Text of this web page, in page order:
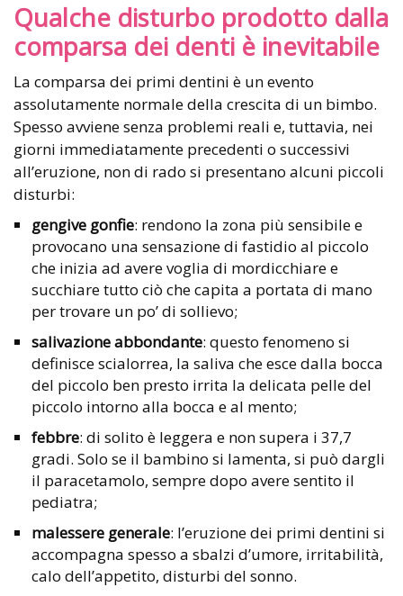
Qualche disturbo prodotto dalla
comparsa dei denti è inevitabile
La comparsa dei primi dentini è un evento
assolutamente normale della crescita di un bimbo.
Spesso avviene senza problemi reali e, tuttavia, nei
giorni immediatamente precedenti o successivi
all’eruzione, non di rado si presentano alcuni piccoli
disturbi:
gengive gonfie: rendono la zona più sensibile e
provocano una sensazione di fastidio al piccolo
che inizia ad avere voglia di mordicchiare e
succhiare tutto ciò che capita a portata di mano
per trovare un po’ di sollievo;
salivazione abbondante: questo fenomeno si
definisce scialorrea, la saliva che esce dalla bocca
del piccolo ben presto irrita la delicata pelle del
piccolo intorno alla bocca e al mento;
febbre: di solito è leggera e non supera i 37,7
gradi. Solo se il bambino si lamenta, si può dargli
il paracetamolo, sempre dopo avere sentito il
pediatra;
malessere generale: l’eruzione dei primi dentini si
accompagna spesso a sbalzi d’umore, irritabilità,
calo dell’appetito, disturbi del sonno.